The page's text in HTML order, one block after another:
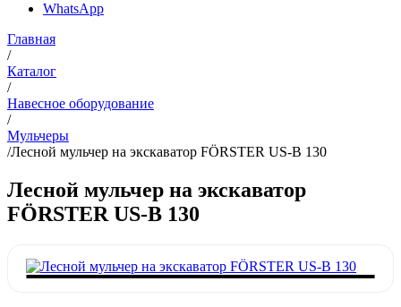
WhatsApp
Главная
/
Каталог
/
Навесное оборудование
/
Мульчеры
/Лесной мульчер на экскаватор FÖRSTER US-B 130
Лесной мульчер на экскаватор
FÖRSTER US-B 130